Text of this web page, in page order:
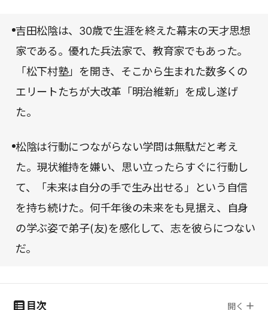
吉田松陰は、30歳で生涯を終えた幕末の天才思想
家である。優れた兵法家で、教育家でもあった。
「松下村塾」を開き、そこから生まれた数多くの
エリートたちが大改革「明治維新」を成し遂げ
た。
松陰は行動につながらない学問は無駄だと考え
た。現状維持を嫌い、思い立ったらすぐに行動し
て、「未来は自分の手で生み出せる」という自信
を持ち続けた。何千年後の未来をも見据え、自身
の学ぶ姿で弟子(友)を感化して、志を彼らにつない
だ。
目次 開く